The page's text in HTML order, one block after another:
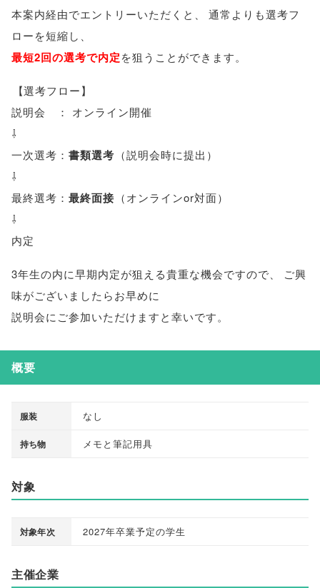
本案内経由でエントリーいただくと
通常よりも選考フ
ローを短縮し
最短2回の選考で内定を狙うことができます。
【選考フロー】
説明会 ： オンライン開催
⇩
一次選考： 書類選考 （説明会時に提出 ）
⇩
最終選考： 最終面接 （オンラインor対面）
⇩
内定
3年生の内に早期内定が狙える貴重な機会ですので
ご興
味がございましたらお早めに
説明会にご参加いただけますと幸いです。
概要
服装 なし
持ち物 メモと筆記用具
対象
対象年次 2027年卒業予定の学生
主催企業